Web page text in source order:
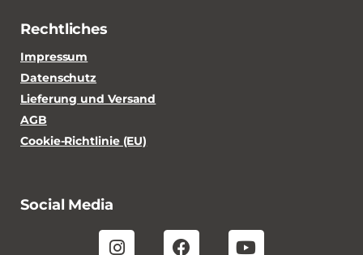
Rechtliches
Impressum
Datenschutz
Lieferung und Versand
AGB
Cookie-Richtlinie (EU)
Social Media